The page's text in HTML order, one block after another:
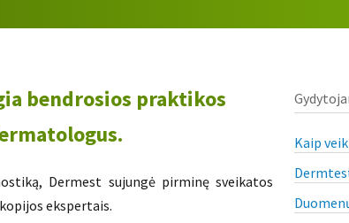
bendrosios praktikos
Dermest sujungė pirminę sveikatos
ekspertais.
Kaip